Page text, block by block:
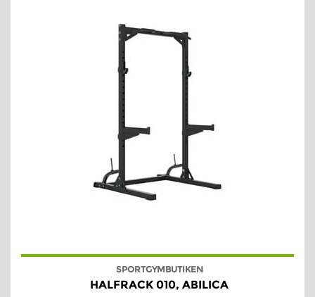
SPORTGYMBUTIKEN
HALFRACK 010, ABILICA